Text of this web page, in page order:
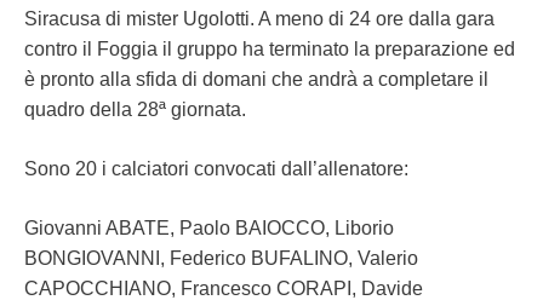
Siracusa di mister Ugolotti. A meno di 24 ore dalla gara
contro il Foggia il gruppo ha terminato la preparazione ed
è pronto alla sfida di domani che andrà a completare il
quadro della 28ª giornata.
Sono 20 i calciatori convocati dall’allenatore:
Giovanni ABATE, Paolo BAIOCCO, Liborio
BONGIOVANNI, Federico BUFALINO, Valerio
CAPOCCHIANO, Francesco CORAPI, Davide